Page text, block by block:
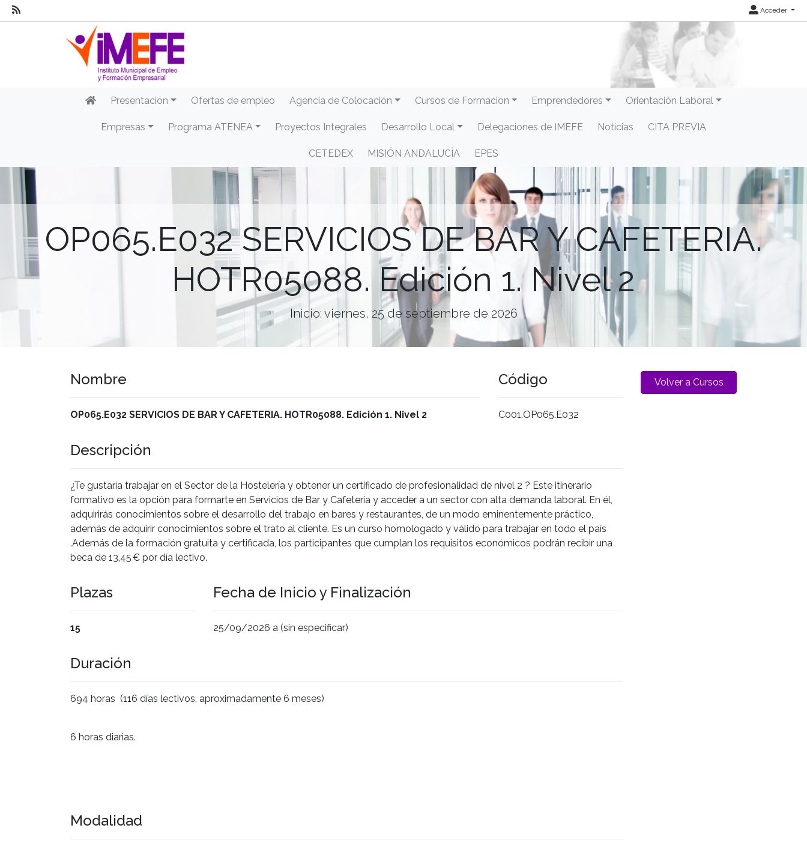
Acceder
Presentación Ofertas de empleo Agencia de Colocación Cursos de Formación Emprendedores Orientación Laboral
Empresas Programa ATENEA Proyectos Integrales Desarrollo Local Delegaciones de IMEFE Noticias CITA PREVIA
CETEDEX MISIÓN ANDALUCÍA EPES
OP065.E032 SERVICIOS DE BAR Y CAFETERIA.
HOTR05088. Edición 1. Nivel 2
Inicio: viernes, 25 de septiembre de 2026
Nombre
OP065.E032 SERVICIOS DE BAR Y CAFETERIA. HOTR05088. Edición 1. Nivel 2
Código
C001.OP065.E032
Descripción
¿Te gustaría trabajar en el Sector de la Hostelería y obtener un certificado de profesionalidad de nivel 2 ? Este itinerario
formativo es la opción para formarte en Servicios de Bar y Cafetería y acceder a un sector con alta demanda laboral. En él,
adquirirás conocimientos sobre el desarrollo del trabajo en bares y restaurantes, de un modo eminentemente práctico,
además de adquirir conocimientos sobre el trato al cliente. Es un curso homologado y válido para trabajar en todo el país
.Además de la formación gratuita y certificada, los participantes que cumplan los requisitos económicos podrán recibir una
beca de 13,45 € por día lectivo.
Plazas
15
Fecha de Inicio y Finalización
25/09/2026 a (sin especificar)
Duración
694 horas (116 días lectivos, aproximadamente 6 meses)
6 horas diarias.
Modalidad
Volver a Cursos